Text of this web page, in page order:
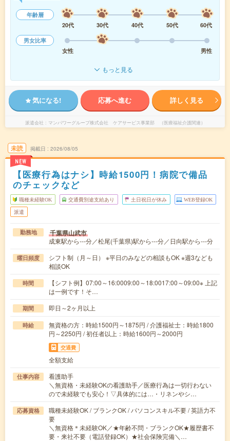
年齢層
20代
30代 40代 50代
60代
男女比率
女性
男性
もっと見る
気になる! 応募へ進む 詳しく見る
派遣会社 マンパワーグループ株式会社 ケアサービス事業部 （医療福祉介護関連）
未読
NEW
掲載日 2026/08/05
【医療行為はナシ】時給1500円！病院で備品
のチェックなど
職種未経験OK 交通費別途支給あり 土日祝日が休み WEB登録OK
派遣
勤務地 千葉県山武市
成東駅から---分／松尾(千葉県)駅から---分／日向駅から---分
曜日頻度
シフト制（月～日） ※平日のみなどの相談もOK ※週3なども
相談OK
時間
【シフト例】07:00～16:0009:00～18:0017:00～09:00※ 上記
は一例です！そ…
期間 即日～2ヶ月以上
時給
無資格の方：時給1500円～1875円 / 介護福祉士：時給1800
円～2250円 / 初任者以上：時給1600円～2000円
交通費
全額支給
仕事内容
看護助手
＼無資格・未経験OKの看護助手／医療行為は一切行わない
ので未経験でも安心！▽具体的には…・リネンやシ…
応募資格
職種未経験OK / ブランクOK / パソコンスキル不要 / 英語力不
要
＼無資格＊未経験OK／★年齢不問・ブランクOK★履歴書不
要・来社不要（電話登録OK）★社会保険完備＼…